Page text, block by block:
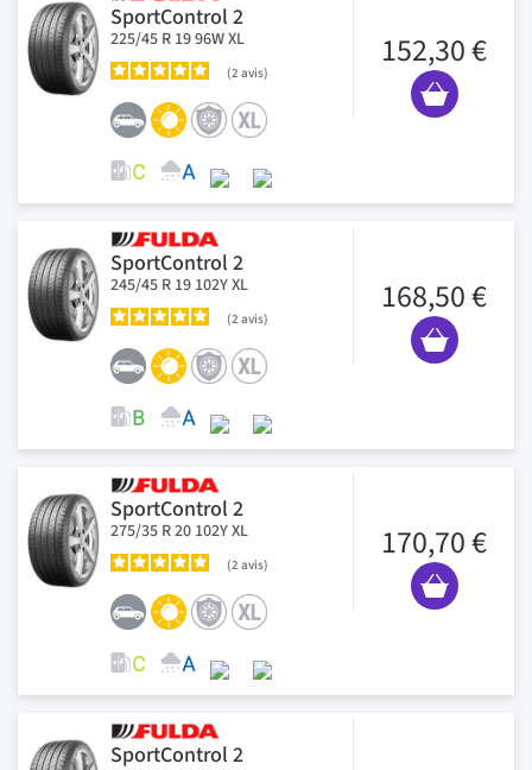
SportControl 2
225/45 R 19 96W XL
2 avis
152,30 €
SportControl 2
245/45 R 19 102Y XL
2 avis
168,50 €
SportControl 2
275/35 R 20 102Y XL
2 avis
170,70 €
SportControl 2